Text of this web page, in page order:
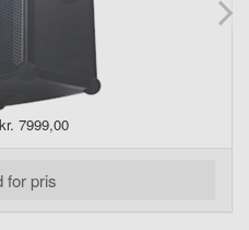
7999,00
for pris